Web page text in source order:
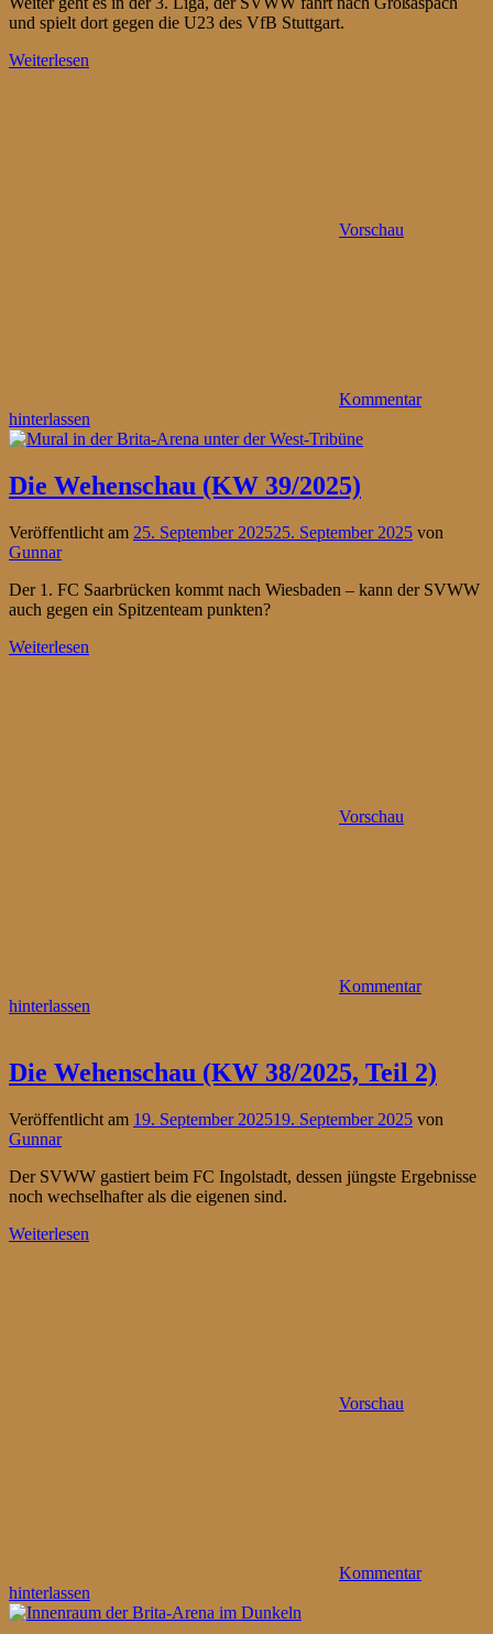
und spielt dort gegen die U23 des VfB Stuttgart.
Weiterlesen
Vorschau
Kommentar
hinterlassen
Die Wehenschau (KW 39/2025)
Veröffentlicht am 25. September 202525. September 2025 von
Gunnar
Der 1. FC Saarbrücken kommt nach Wiesbaden – kann der SVWW
auch gegen ein Spitzenteam punkten?
Weiterlesen
Vorschau
Kommentar
hinterlassen
Die Wehenschau (KW 38/2025, Teil 2)
Veröffentlicht am 19. September 202519. September 2025 von
Gunnar
Der SVWW gastiert beim FC Ingolstadt, dessen jüngste Ergebnisse
noch wechselhafter als die eigenen sind.
Weiterlesen
Vorschau
Kommentar
hinterlassen